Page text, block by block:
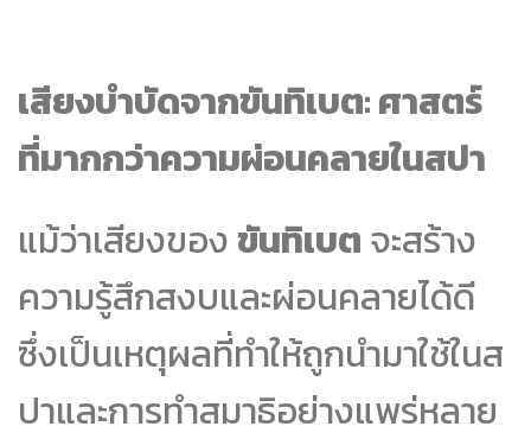
เสียงบำบัดจากขันทิเบต: ศาสตร์
ที่มากกว่าความผ่อนคลายในสปา
แม้ว่าเสียงของขันทิเบต จะสร้าง
ความรู้สึกสงบและผ่อนคลายได้ดี
ซึ่งเป็นเหตุผลที่ทำให้ถูกนำมาใช้ในส
ปาและการทำสมาธิอย่างแพร่หลาย